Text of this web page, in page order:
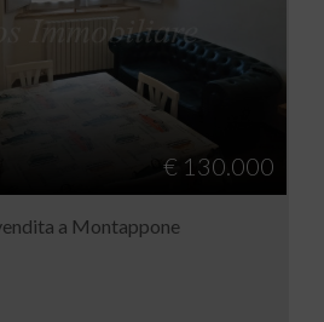
€ 130.000
a Montappone